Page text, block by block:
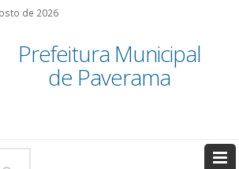
de 2026
Prefeitura Municipal
de Paverama